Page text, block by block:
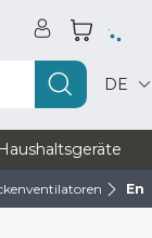
DE
Haushaltsgeräte